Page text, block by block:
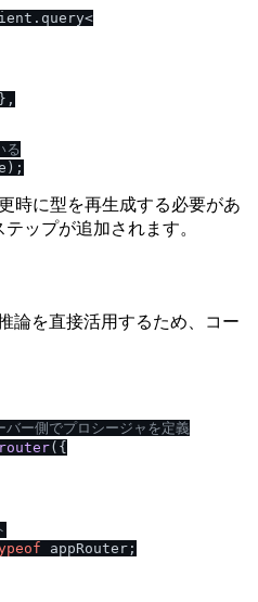
query<
る
時に型を再生成する必要があ
ップが追加されます。
論を直接活用するため、コー
バー側でプロシージャを定義
router({